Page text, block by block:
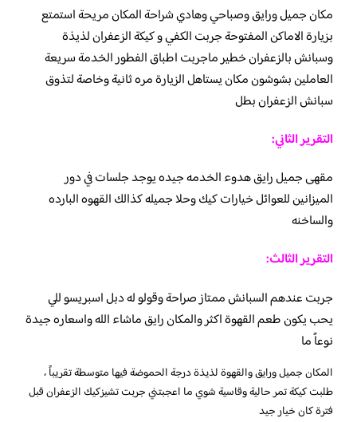
مكان جميل ورايق وصباحي وهادي شراحة المكان مريحة استمتع
بزيارة الاماكن المفتوحة جربت الكفي و كيكة الزعفران لذيذة
وسبانش بالزعفران خطير ماجربت اطباق الفطور الخدمة سريعة
العاملين بشوشون مكان يستاهل الزيارة مره ثانية وخاصة لتذوق
سبانش الزعفران بطل
التقرير الثاني:
مقهى جميل رايق هدوء الخدمه جيده يوجد جلسات في دور
الميزانين للعوائل خيارات كيك وحلا جميله كذالك القهوه البارده
والساخنه
التقرير الثالث:
جربت عندهم السبانش ممتاز صراحة وقولو له دبل اسبريسو للي
يحب يكون طعم القهوة اكثر والمكان رايق ماشاء الله واسعاره جيدة
نوعاً ما
المكان جميل ورايق والقهوة لذيذة درجة الحموضة فيها متوسطة تقريباً ،
طلبت كيكة تمر حالية وقاسية شوي ما اعجبتني جربت تشيزكيك الزعفران قبل
فترة كان خيار جيد